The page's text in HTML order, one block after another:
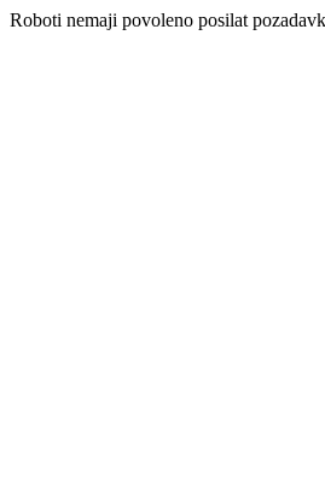
Roboti nemaji povoleno posilat